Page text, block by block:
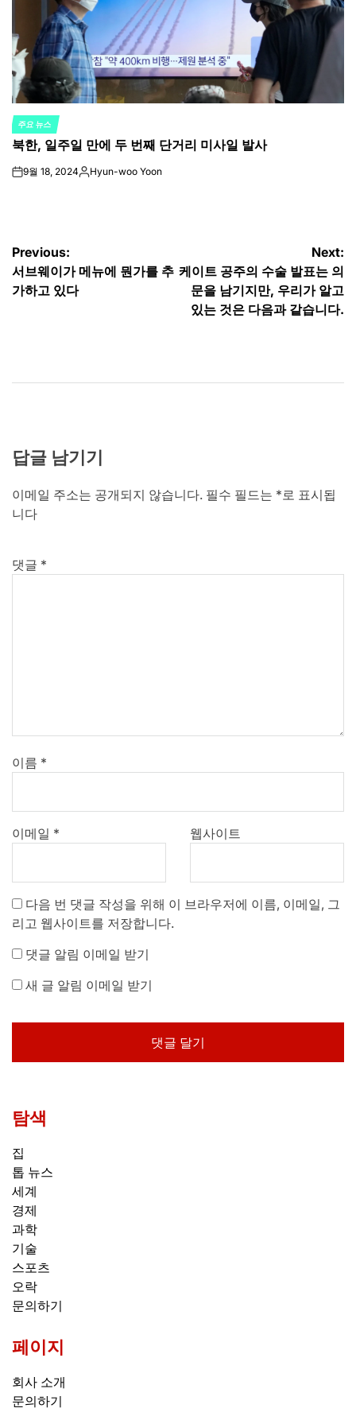
POSTED
IN
주요 뉴스
북한, 일주일 만에 두 번째 단거리 미사일 발사
on9월 18, 2024Posted
Hyun-woo Yoon
글
탐
Previous:
서브웨이가 메뉴에 뭔가를 추
가하고 있다
Next:
케이트 공주의 수술 발표는 의
문을 남기지만, 우리가 알고
있는 것은 다음과 같습니다.
답글 남기기
이메일 주소는 공개되지 않습니다. 필수 필드는 * 로 표시됩
니다
댓글 *
이름 *
이메일 * 웹사이트
다음 번 댓글 작성을 위해 이 브라우저에 이름, 이메일, 그
리고 웹사이트를 저장합니다.
댓글 알림 이메일 받기
새 글 알림 이메일 받기
탐색
집
톱 뉴스
세계
경제
과학
기술
스포츠
오락
문의하기
페이지
회사 소개
문의하기